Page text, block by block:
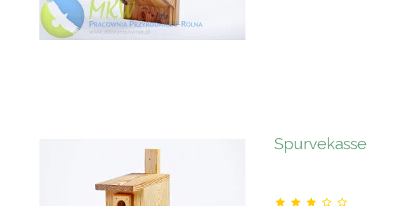
Spurvekasse